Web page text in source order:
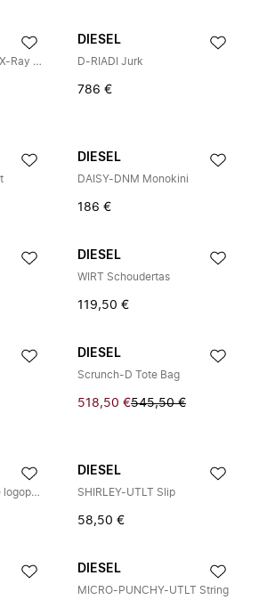
De-Vexra Fluid Denim X-Ray Midi Rok
DIESEL
D-RIADI Jurk
786 €
DIESEL
DAISY-DNM Monokini
186 €
DIESEL
WIRT Schoudertas
119,50 €
DIESEL
Scrunch-D Tote Bag
518,50 €545,50 €
Slim T-shirt met tonale logoprint
DIESEL
SHIRLEY-UTLT Slip
58,50 €
DIESEL
MICRO-PUNCHY-UTLT String